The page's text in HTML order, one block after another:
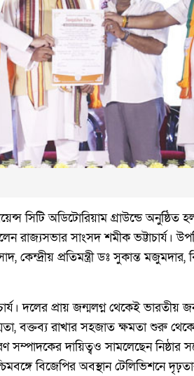
অডিটোরিয়াম গ্রাউন্ডে অনুষ্ঠিত
রাজ্যসভার সাংসদ শমীক ভট্টাচার্য।
কেন্দ্রীয় প্রতিমন্ত্রী ডঃ সুকান্ত
দলের প্রায় জন্মলগ্ন থেকেই ভারতীয়
বক্তব্য রাখার সহজাত ক্ষমতা শুরু
দায়িত্বও সামলেছেন নিষ্ঠার
বিজেপির অবস্থান টেলিভিশনে